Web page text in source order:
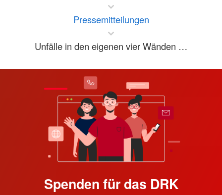
Pressemitteilungen
Unfälle in den eigenen vier Wänden …
Spenden für das DRK